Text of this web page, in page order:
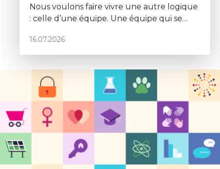
Nous voulons faire vivre une autre logique
: celle d’une équipe. Une équipe qui se
projet commun – Sophie Rohonyi
16.07.2026